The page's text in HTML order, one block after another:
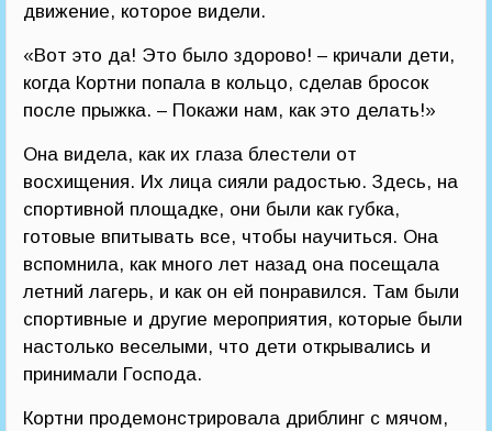
движение, которое видели.
«Вот это да! Это было здорово! – кричали дети,
когда Кортни попала в кольцо, сделав бросок
после прыжка. – Покажи нам, как это делать!»
Она видела, как их глаза блестели от
восхищения. Их лица сияли радостью. Здесь, на
спортивной площадке, они были как губка,
готовые впитывать все, чтобы научиться. Она
вспомнила, как много лет назад она посещала
летний лагерь, и как он ей понравился. Там были
спортивные и другие мероприятия, которые были
настолько веселыми, что дети открывались и
принимали Господа.
Кортни продемонстрировала дриблинг с мячом,